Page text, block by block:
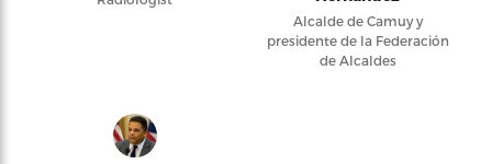
Alcalde de Camuy y
presidente de la Federación
de Alcaldes